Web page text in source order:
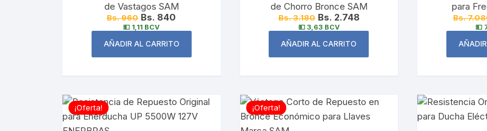
de Vastagos SAM
Bs. 960Bs. 840
💵 1,11 BCV
AÑADIR AL CARRITO
de Chorro Bronce SAM
Bs. 3.180Bs. 2.748
💵 3,63 BCV
AÑADIR AL CARRITO
para
Bs.
💵
¡Oferta! ¡Oferta!